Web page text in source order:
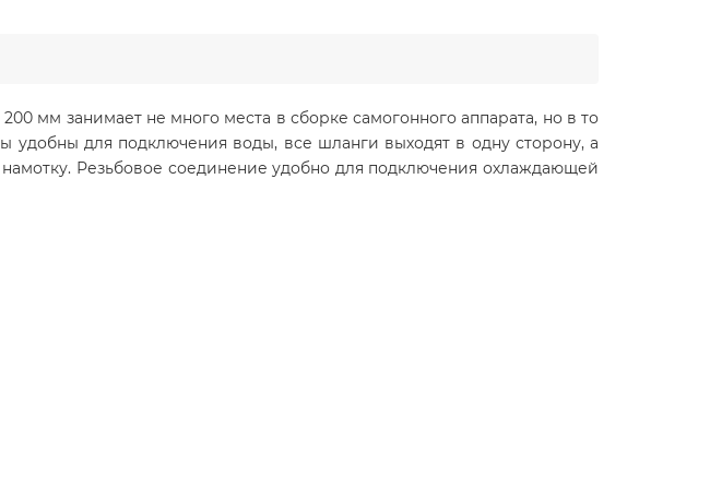
мм занимает не много места в сборке самогонного аппарата, но в то
для подключения воды, все шланги выходят в одну сторону, а
Резьбовое соединение удобно для подключения охлаждающей